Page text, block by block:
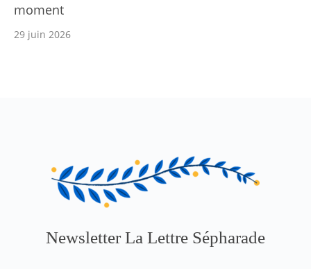
moment
29 juin 2026
Newsletter La Lettre Sépharade